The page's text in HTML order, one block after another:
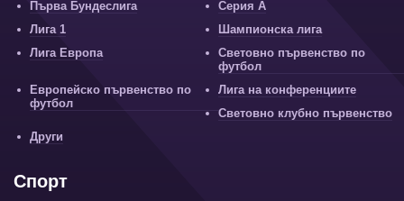
Първа Бундеслига
Серия А
Лига 1
Шампионска лига
Лига Европа
Световно първенство по
футбол
Европейско първенство по
футбол
Лига на конференциите
Световно клубно първенство
Други
Спорт